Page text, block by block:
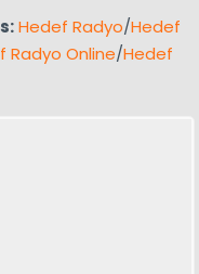
Hedef Radyo/Hedef
Radyo Online/Hedef